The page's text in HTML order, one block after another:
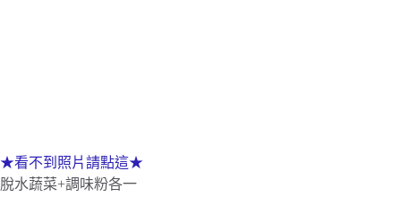
★看不到照片請點這★
脫水蔬菜+調味粉各一